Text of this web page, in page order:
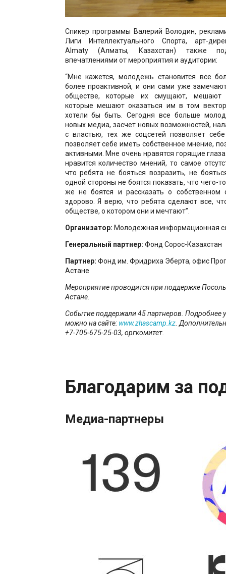
Спикер программы Валерий Володин,
Лиги Интеллектуального Спорта, арт-
Almaty (Алматы, Казахстан) также
впечатлениями от мероприятия и аудитории:
“Мне кажется, молодежь становится все
более проактивной, и они сами уже
обществе, которые их смущают, мешают
которые мешают оказаться им в том
хотели бы быть. Сегодня все больше
новых медиа, засчет новых возможностей,
с властью, тех же соцсетей позволяет
позволяет себе иметь собственное мнение,
активными. Мне очень нравятся горящие
нравится количество мнений, то самое
что ребята не бояться возразить, не
одной стороны не боятся показать, что чего-
же не боятся и рассказать о собственном
здорово. Я верю, что ребята сделают все,
обществе, о котором они и мечтают”.
Организатор: Молодежная информационная
Генеральный партнер: Фонд Сорос-Казахстан
Партнер: Фонд им. Фридриха Эберта, офис
Астане
Мероприятие проводится при поддержке
Астане.
Событие поддержали 45 партнеров. Подробнее
можно на сайте: www.zhascamp.kz.
+7-705-675-25-03, оргкомитет.
Благодарим за
Медиа-партнеры